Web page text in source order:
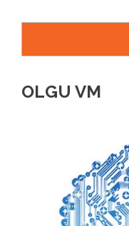
OLGU VM